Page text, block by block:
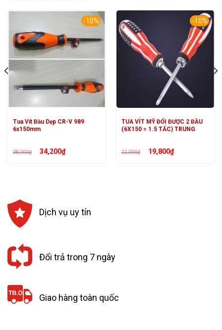
-10%
Tua Vít Đầu Dẹp CR-V 989
6x150mm
38,000₫ Giá
gốc34,200₫Giá
hiện
-10%
TUA VÍT MỸ ĐỔI ĐƯỢC 2 ĐẦU
(6X150 = 1.5 TẤC) TRUNG
22,000₫ Giá
gốc
19,800₫Giá
hiện
Dịch vụ uy tín
Đổi trả trong 7 ngày
Giao hàng toàn quốc